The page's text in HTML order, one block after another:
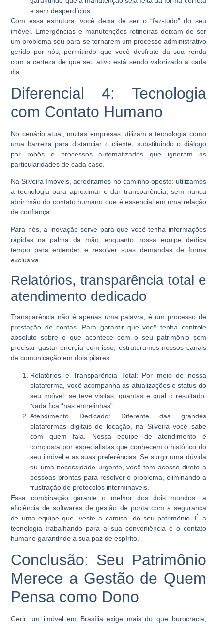
e sem desperdícios.
Com essa estrutura, você deixa de ser o “faz-tudo” do seu
imóvel. Emergências e manutenções rotineiras deixam de ser
um problema seu para se tornarem um processo administrativo
gerido por nós, permitindo que você desfrute da sua renda
com a certeza de que seu ativo está sendo valorizado a cada
dia.
Diferencial 4: Tecnologia
com Contato Humano
No cenário atual, muitas empresas utilizam a tecnologia como
uma barreira para distanciar o cliente, substituindo o diálogo
por robôs e processos automatizados que ignoram as
particularidades de cada caso.
Na Silveira Imóveis, acreditamos no caminho oposto: utilizamos
a tecnologia para aproximar e dar transparência, sem nunca
abrir mão do contato humano que é essencial em uma relação
de confiança.
Para nós, a inovação serve para que você tenha informações
rápidas na palma da mão, enquanto nossa equipe dedica
tempo para entender e resolver suas demandas de forma
exclusiva.
Relatórios, transparência total e
atendimento dedicado
Transparência não é apenas uma palavra, é um processo de
prestação de contas. Para garantir que você tenha controle
absoluto sobre o que acontece com o seu patrimônio sem
precisar gastar energia com isso, estruturamos nossos canais
de comunicação em dois pilares:
Relatórios e Transparência Total: Por meio de nossa
plataforma, você acompanha as atualizações e status do
seu imóvel: se teve visitas, quantas e qual o resultado.
Nada fica “nas entrelinhas”..
Atendimento Dedicado: Diferente das grandes
plataformas digitais de locação, na Silveira você sabe
com quem fala. Nossa equipe de atendimento é
composta por especialistas que conhecem o histórico do
seu imóvel e as suas preferências. Se surgir uma dúvida
ou uma necessidade urgente, você tem acesso direto a
pessoas prontas para resolver o problema, eliminando a
frustração de protocolos intermináveis.
Essa combinação garante o melhor dos dois mundos: a
eficiência de softwares de gestão de ponta com a segurança
de uma equipe que “veste a camisa” do seu patrimônio. É a
tecnologia trabalhando para a sua conveniência e o contato
humano garantindo a sua paz de espírito.
Conclusão: Seu Patrimônio
Merece a Gestão de Quem
Pensa como Dono
Gerir um imóvel em Brasília exige mais do que burocracia;